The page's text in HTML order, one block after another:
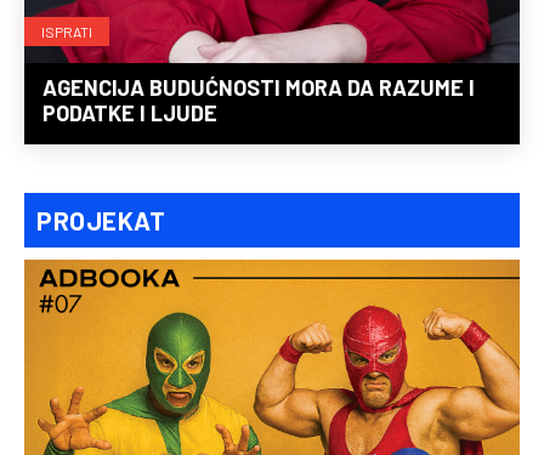
ISPRATI
AGENCIJA BUDUĆNOSTI MORA DA RAZUME I
PODATKE I LJUDE
PROJEKAT